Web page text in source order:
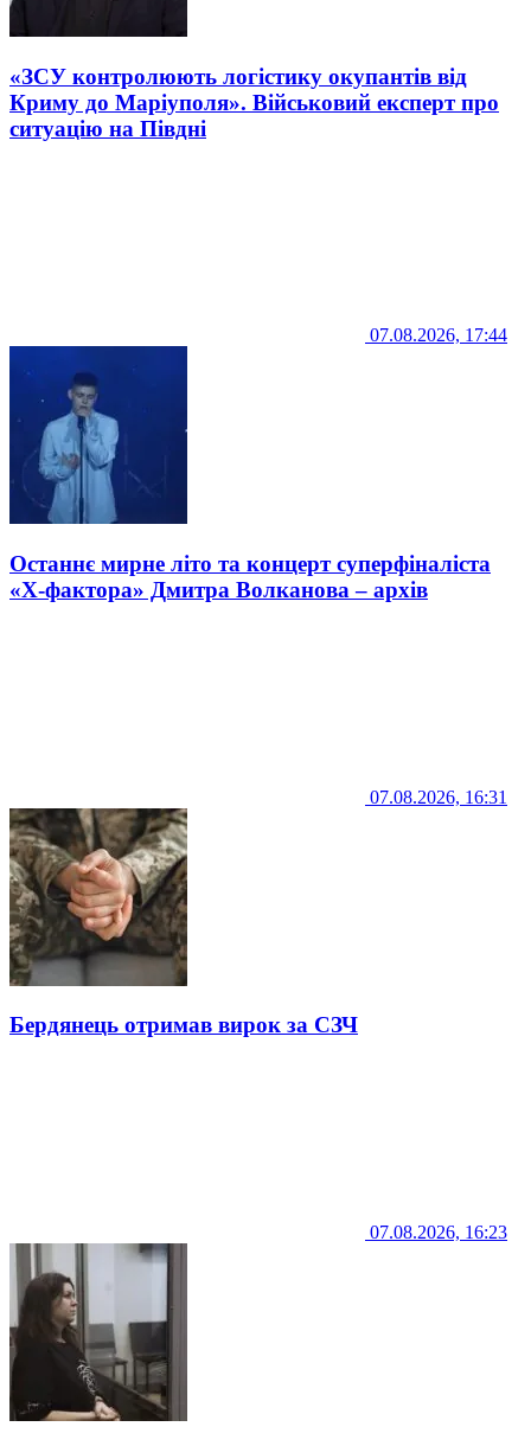
«ЗСУ контролюють логістику окупантів від
Криму до Маріуполя». Військовий експерт про
ситуацію на Півдні
07.08.2026, 17:44
Останнє мирне літо та концерт суперфіналіста
«Х-фактора» Дмитра Волканова – архів
07.08.2026, 16:31
Бердянець отримав вирок за СЗЧ
07.08.2026, 16:23